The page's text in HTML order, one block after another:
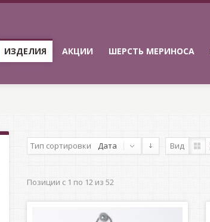
ИЗДЕЛИЯ АКЦИИ ШЕРСТЬ МЕРИНОСА
Тип сортировки Дата Вид
Позиции с 1 по 12 из 52